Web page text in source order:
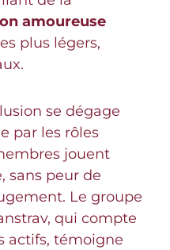
amoureuse
plus légers,
se dégage
par les rôles
jouent
sans peur de
Le groupe
qui compte
actifs, témoigne